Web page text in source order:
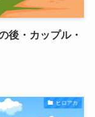
後・カップル・
ヒロアカ